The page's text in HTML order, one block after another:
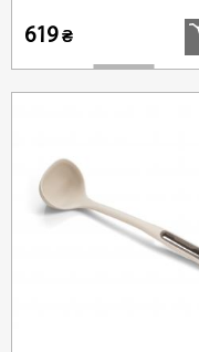
619₴